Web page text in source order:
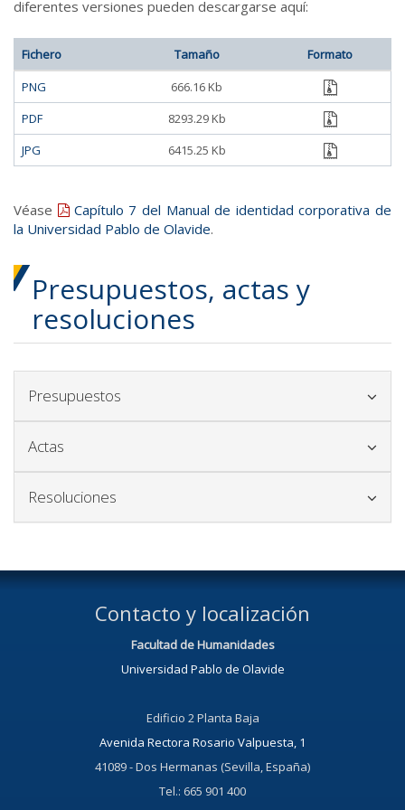
diferentes versiones pueden descargarse aquí:
Fichero Tamaño
Formato
PNG
666.16 Kb
zip
PDF
8293.29 Kb
zip
JPG
6415.25 Kb zip
Véase Capítulo 7 del Manualde identidad corporativa de
la Universidad Pablo de Olavide.
Presupuestos, actas y
resoluciones
Presupuestos Icono para plegar y desplegar el bloque
Actas
Resoluciones Icono para plegar y desplegar el bloque
Contacto y localización
Facultad de Humanidades
Universidad Pablo de Olavide
Edificio 2 Planta Baja
Avenida Rectora Rosario Valpuesta, 1
41089 - Dos Hermanas (Sevilla, España)
Tel.: 665 901 400